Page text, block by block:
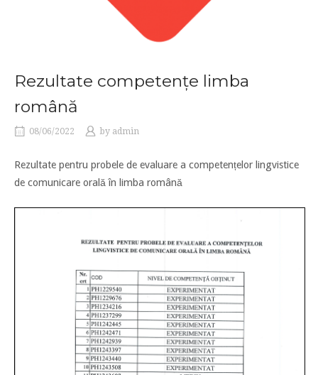
Rezultate competențe limba
română
08/06/2022 by admin
Rezultate pentru probele de evaluare a competențelor lingvistice
de comunicare orală în limba română